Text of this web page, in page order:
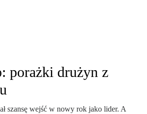
porażki drużyn z
szansę wejść w nowy rok jako lider. A